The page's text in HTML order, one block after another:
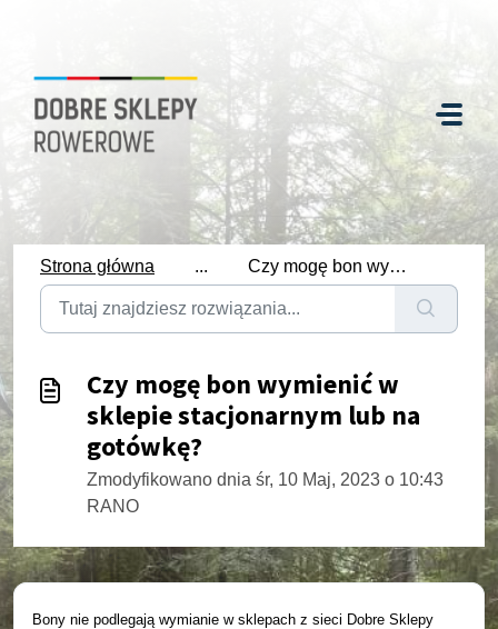
Strona główna ... Czy mogę bon wymienić w sklepie stacjonarnym lub na gotówkę?
Czy mogę bon wymienić w
sklepie stacjonarnym lub na
gotówkę?
Zmodyfikowano dnia śr, 10 Maj, 2023 o 10:43
RANO
Bony nie podlegają wymianie w sklepach z sieci Dobre Sklepy